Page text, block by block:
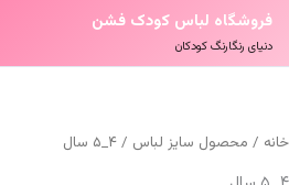
فروشگاه لباس کودک فشن
دنیای رنگارنگ کودکان
خانه / محصول سایز لباس / ۴_۵ سال